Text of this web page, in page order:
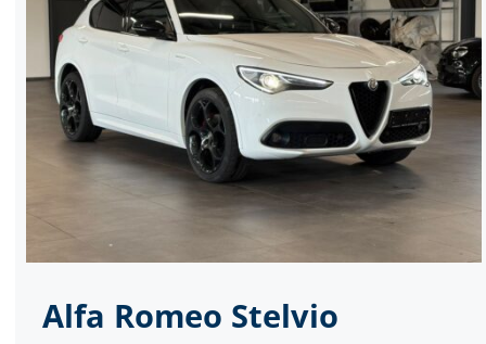
Alfa Romeo Stelvio